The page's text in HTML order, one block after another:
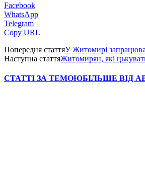
Facebook
WhatsApp
Telegram
Copy URL
Попередня статтяУ Житомирі
Наступна статтяЖитомирян, які
СТАТТІ ЗА ТЕМОЮБІЛЬШЕ ВІД